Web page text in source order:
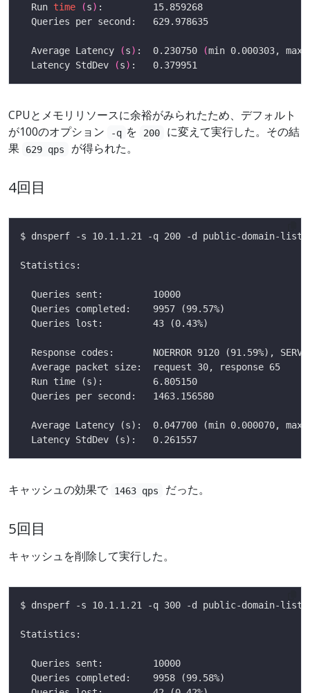
  Run
time (s)
  Average Latency
(s) :  0.230750 (min 0.000303, max
  Latency StdDev
(s)
CPUとメモリリソースに余裕がみられたため、デフォルト
が100のオプション
-q を 200
に変えて実行した。その結
果
629 qps が得られた。
4回目
キャッシュの効果で 1463 qps だった。
5回目
キャッシュを削除して実行した。